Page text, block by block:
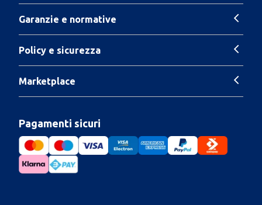
Garanzie e normative
Policy e sicurezza
Marketplace
Pagamenti sicuri